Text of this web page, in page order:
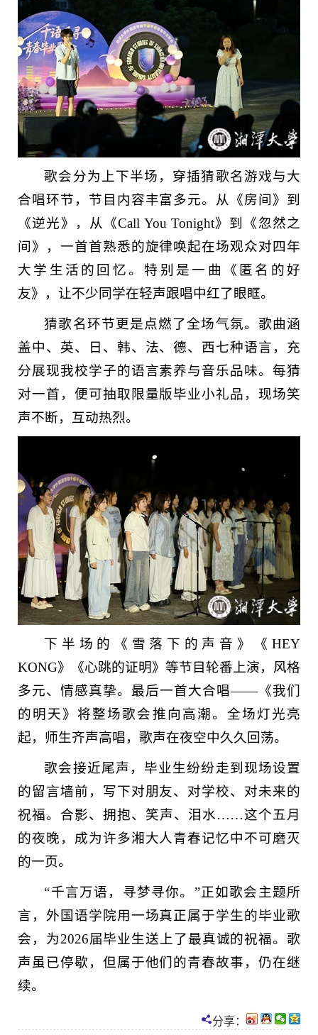
歌会分为上下半场，穿插猜歌名游戏与大
合唱环节，节目内容丰富多元。从《房间》到
《逆光》，从《Call You Tonight》到《忽然之
间》，一首首熟悉的旋律唤起在场观众对四年
大学生活的回忆。特别是一曲《匿名的好
友》，让不少同学在轻声跟唱中红了眼眶。
猜歌名环节更是点燃了全场气氛。歌曲涵
盖中、英、日、韩、法、德、西七种语言，充
分展现我校学子的语言素养与音乐品味。每猜
对一首，便可抽取限量版毕业小礼品，现场笑
声不断，互动热烈。
下半场的《雪落下的声音》《HEY
KONG》《心跳的证明》等节目轮番上演，风格
多元、情感真挚。最后一首大合唱——《我们
的明天》将整场歌会推向高潮。全场灯光亮
起，师生齐声高唱，歌声在夜空中久久回荡。
歌会接近尾声，毕业生纷纷走到现场设置
的留言墙前，写下对朋友、对学校、对未来的
祝福。合影、拥抱、笑声、泪水……这个五月
的夜晚，成为许多湘大人青春记忆中不可磨灭
的一页。
“千言万语，寻梦寻你。”正如歌会主题所
言，外国语学院用一场真正属于学生的毕业歌
会，为2026届毕业生送上了最真诚的祝福。歌
声虽已停歇，但属于他们的青春故事，仍在继
续。
分享：